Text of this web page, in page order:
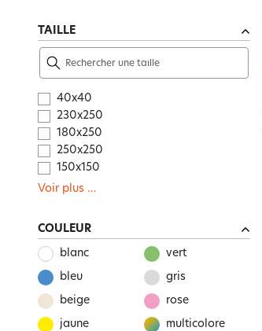
TAILLE
40x40
230x250
180x250
250x250
150x150
Voir plus …
COULEUR
blanc
vert
bleu
gris
beige
rose
jaune
multicolore